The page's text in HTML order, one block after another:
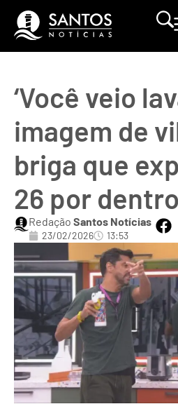
‘Você veio
imagem de
briga que
26 por dentro
Redação Santos Notícias
23/02/2026 13:53